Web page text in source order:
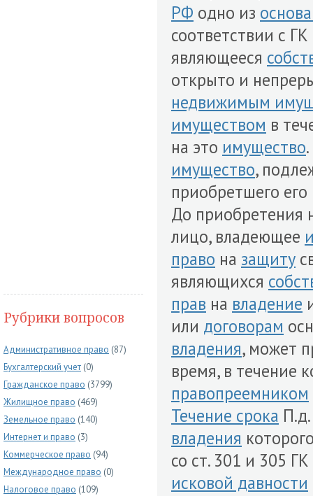
Рубрики вопросов
Административное право (87)
Бухгалтерский учет (0)
Гражданское право (3799)
Жилищное право (469)
Земельное право (140)
Интернет и право (3)
Коммерческое право (94)
Международное право (0)
Налоговое право (109)
РФ одно из
соответствии с
являющееся
открыто и
недвижимым
имуществом в
на это имущество
имущество,
приобретшего
До приобретения
лицо, владеющее
право на защиту
являющихся
прав на владение
или договорам
владения, может
время, в течение
правопреемником
Течение срока
владения
со ст. 301 и 305
исковой давности